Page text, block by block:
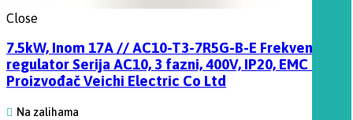
Close
7.5kW, Inom 17A // AC10-T3-7R5G-B-E Frekventni
regulator Serija AC10, 3 fazni, 400V, IP20, EMC filter
Proizvođač Veichi Electric Co Ltd
Na zalihama